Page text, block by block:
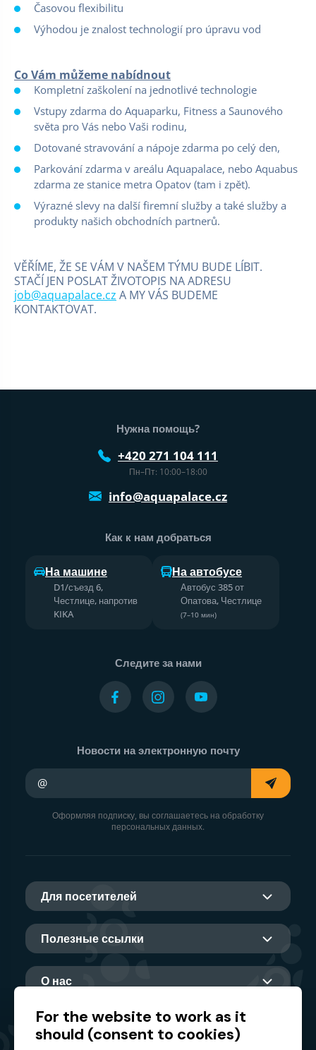
Časovou flexibilitu
Výhodou je znalost technologií pro úpravu vod
Co Vám můžeme nabídnout
Kompletní zaškolení na jednotlivé technologie
Vstupy zdarma do Aquaparku, Fitness a Saunového
světa pro Vás nebo Vaši rodinu,
Dotované stravování a nápoje zdarma po celý den,
Parkování zdarma v areálu Aquapalace, nebo Aquabus
zdarma ze stanice metra Opatov (tam i zpět).
Výrazné slevy na další firemní služby a také služby a
produkty našich obchodních partnerů.
VĚŘÍME, ŽE SE VÁM V NAŠEM TÝMU BUDE LÍBIT.
STAČÍ JEN POSLAT ŽIVOTOPIS NA ADRESU
job@aquapalace.cz A MY VÁS BUDEME
KONTAKTOVAT.
Нижний колонтитул веб-сайта
Нужна помощь?
+420 271 104 111
Пн–Пт: 10:00–18:00
info@aquapalace.cz
Как к нам добраться
На машине
D1/съезд 6,
Честлице, напротив
KIKA
На автобусе
Автобус 385 от
Опатова, Честлице
(7–10 мин)
Следите за нами
Новости на электронную почту
Оформляя подписку, вы соглашаетесь на обработку
персональных данных.
Для посетителей
Полезные ссылки
О нас
Главный партнер
For the website to work as it
should (consent to cookies)